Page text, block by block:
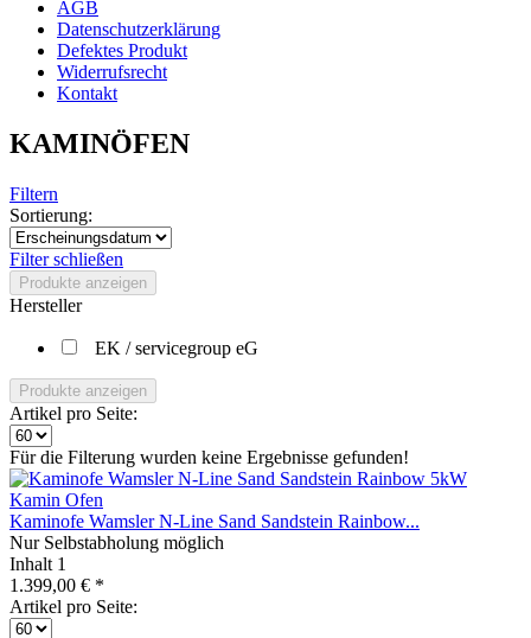
AGB
Datenschutzerklärung
Defektes Produkt
Widerrufsrecht
Kontakt
KAMINÖFEN
Filtern
Sortierung:
Filter schließen
Produkte anzeigen
Hersteller
EK / servicegroup eG
Produkte anzeigen
Artikel pro Seite:
Für die Filterung wurden keine Ergebnisse gefunden!
Kaminofe Wamsler N-Line Sand Sandstein Rainbow...
Nur Selbstabholung möglich
Inhalt 1
1.399,00 € *
Artikel pro Seite: